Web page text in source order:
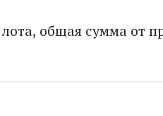
общая сумма от